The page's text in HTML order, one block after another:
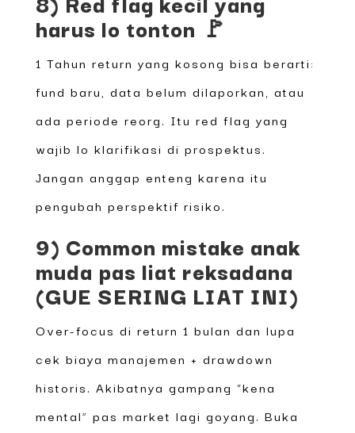
harus lo tonton 🚩
1 Tahun return yang kosong bisa berarti:
fund baru, data belum dilaporkan, atau
ada periode reorg. Itu red flag yang
wajib lo klarifikasi di prospektus.
Jangan anggap enteng karena itu
pengubah perspektif risiko.
9) Common mistake anak
muda pas liat reksadana
(GUE SERING LIAT INI)
Over-focus di return 1 bulan dan lupa
cek biaya manajemen + drawdown
historis. Akibatnya gampang “kena
mental” pas market lagi goyang. Buka